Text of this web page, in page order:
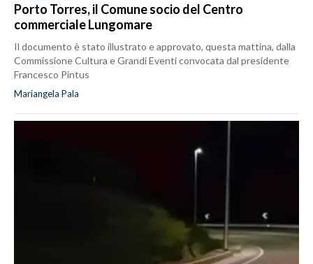
Porto Torres, il Comune socio del Centro
commerciale Lungomare
Il documento è stato illustrato e approvato, questa mattina, dalla
Commissione Cultura e Grandi Eventi convocata dal presidente
Francesco Pintus
Mariangela Pala